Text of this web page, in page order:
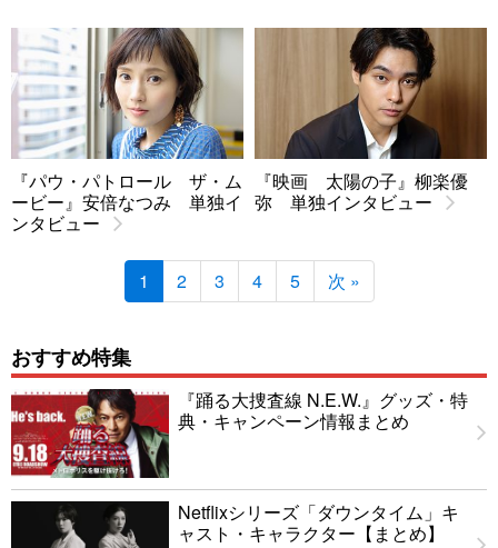
『パウ・パトロール ザ・ム
ービー』安倍なつみ 単独イ
ンタビュー
『映画 太陽の子』柳楽優
弥 単独インタビュー
1 2 3 4 5 次 »
おすすめ特集
『踊る大捜査線 N.E.W.』グッズ・特
典・キャンペーン情報まとめ
Netflixシリーズ「ダウンタイム」キ
ャスト・キャラクター【まとめ】